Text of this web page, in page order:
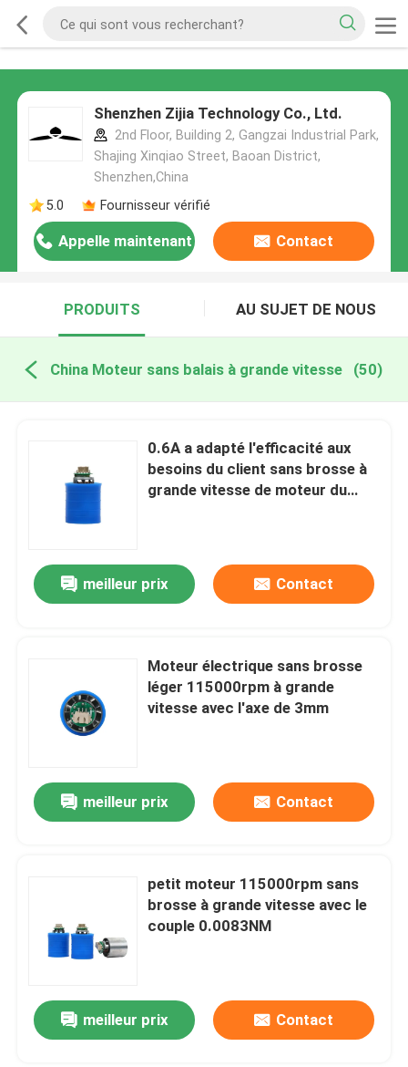
Shenzhen Zijia Technology Co., Ltd.
2nd Floor, Building 2, Gangzai Industrial Park,
Shajing Xinqiao Street, Baoan District,
Shenzhen,China
5.0
Fournisseur vérifié
Appelle maintenant Contact
PRODUITS AU SUJET DE NOUS
China Moteur sans balais à grande vitesse (50)
0.6A a adapté l'efficacité aux
besoins du client sans brosse à
grande vitesse de moteur du
meilleur prix Contact
Moteur électrique sans brosse
léger 115000rpm à grande
vitesse avec l'axe de 3mm
meilleur prix Contact
petit moteur 115000rpm sans
brosse à grande vitesse avec le
couple 0.0083NM
meilleur prix Contact